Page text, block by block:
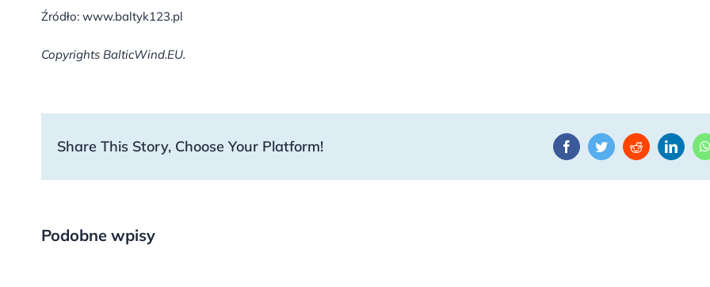
Źródło: www.baltyk123.pl
Copyrights BalticWind.EU.
Share This Story, Choose Your Platform! FacebookTwitterReddit
Podobne wpisy